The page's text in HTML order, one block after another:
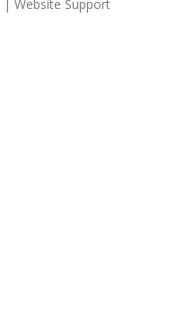
| Website Support